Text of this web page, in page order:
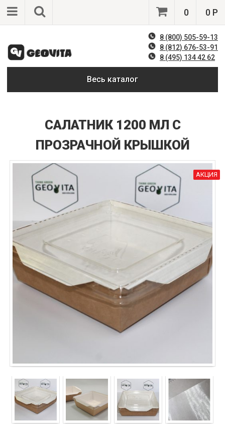
0 0 Р
8 (800) 505-59-13
8 (812) 676-53-91
8 (495) 134 42 62
Весь каталог
САЛАТНИК 1200 МЛ С
ПРОЗРАЧНОЙ КРЫШКОЙ
АКЦИЯ